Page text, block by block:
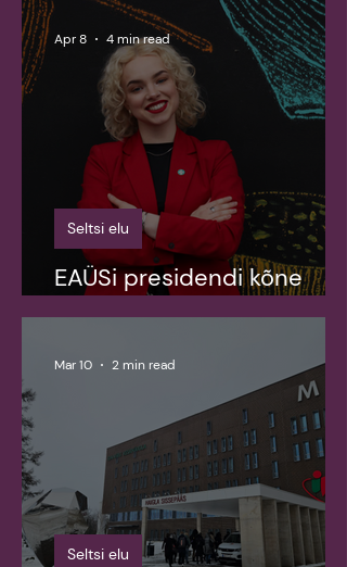
EAÜSi presidendi kõne
35nda aastapäeva puhul
Seltsi elu
Apr 8 4 min read
Seltsi elu
Mar 10 2 min read